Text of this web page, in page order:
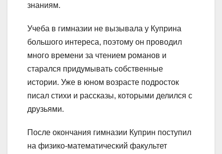
знаниям.
Учеба в гимназии не вызывала у Куприна
большого интереса, поэтому он проводил
много времени за чтением романов и
старался придумывать собственные
истории. Уже в юном возрасте подросток
писал стихи и рассказы, которыми делился с
друзьями.
После окончания гимназии Куприн поступил
на физико-математический факультет